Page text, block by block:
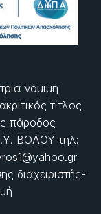
νόμιμη
τίτλος
πάροδος
ΒΟΛΟΥ τηλ:
διαχειριστής-